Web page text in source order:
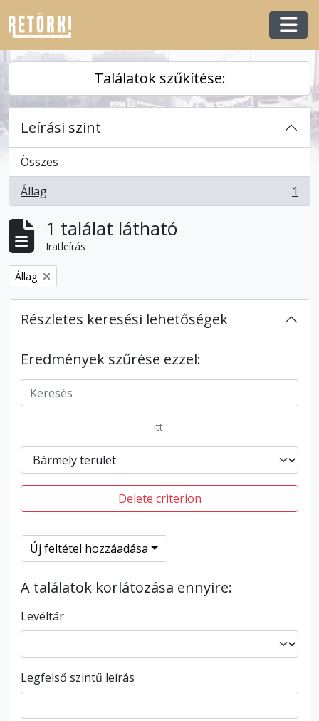
Skip to main content
Találatok szűkítése:
Leírási szint
Összes
Állag
, 1 eredmények 1
1 találat látható
Iratleírás
Remove filter:
Állag
Részletes keresési lehetőségek
Eredmények szűrése ezzel:
itt:
Delete criterion
Új feltétel hozzáadása
A találatok korlátozása ennyire:
Levéltár
Legfelső szintű leírás